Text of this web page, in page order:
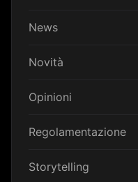
News
Novità
Opinioni
Regolamentazione
Storytelling